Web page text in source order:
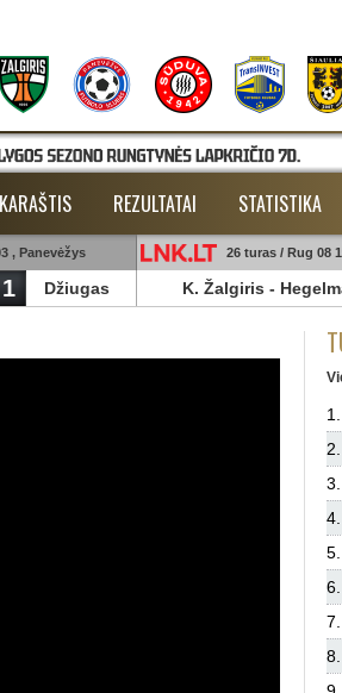
REZULTATAI STATISTIKA
, Panevėžys
Džiugas
26 turas / Rug 08
K. Žalgiris -
1.
2.
3.
4.
5.
6.
7.
8.